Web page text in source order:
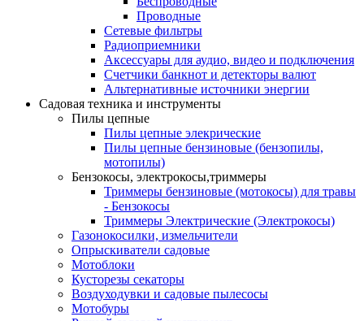
Проводные
Сетевые фильтры
Радиоприемники
Аксессуары для аудио, видео и подключения
Счетчики банкнот и детекторы валют
Альтернативные источники энергии
Садовая техника и инструменты
Пилы цепные
Пилы цепные элекрические
Пилы цепные бензиновые (бензопилы,
мотопилы)
Бензокосы, электрокосы,триммеры
Триммеры бензиновые (мотокосы) для травы
- Бензокосы
Триммеры Электрические (Электрокосы)
Газонокосилки, измельчители
Опрыскиватели садовые
Мотоблоки
Кусторезы секаторы
Воздуходувки и садовые пылесосы
Мотобуры